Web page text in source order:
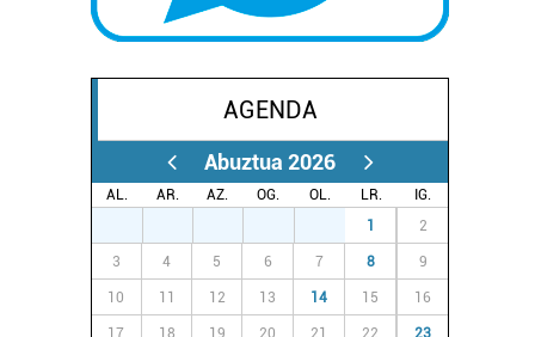
AGENDA
Abuztua 2026
AL. AR. AZ. OG. OL. LR.
IG.
1 2
3 4 5 6 7 8 9
10 11 12 13 14 15 16
17 18 19 20 21 22 23